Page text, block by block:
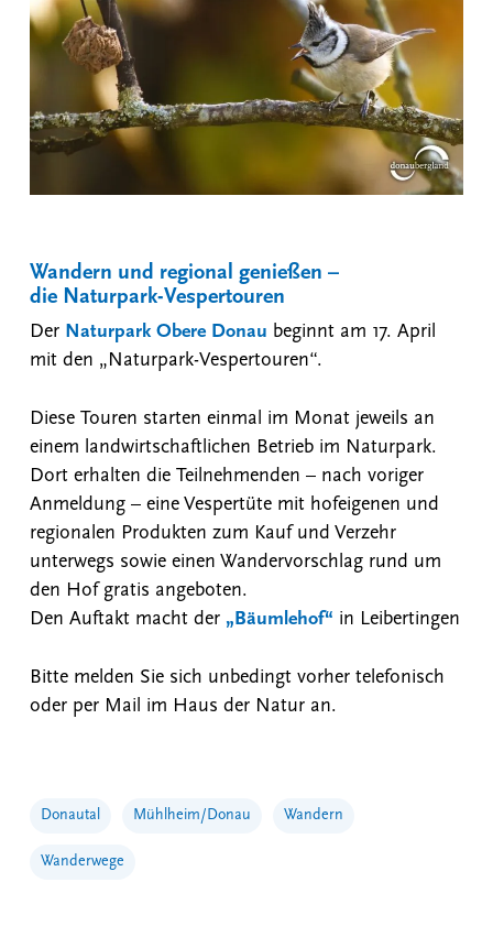
Wandern und regional genießen –
die Naturpark-Vespertouren
Der Naturpark Obere Donau beginnt am 17. April
mit den „Naturpark-Vespertouren“.
Diese Touren starten einmal im Monat jeweils an
einem landwirtschaftlichen Betrieb im Naturpark.
Dort erhalten die Teilnehmenden – nach voriger
Anmeldung – eine Vespertüte mit hofeigenen und
regionalen Produkten zum Kauf und Verzehr
unterwegs sowie einen Wandervorschlag rund um
den Hof gratis angeboten.
Den Auftakt macht der „Bäumlehof“ in Leibertingen
Bitte melden Sie sich unbedingt vorher telefonisch
oder per Mail im Haus der Natur an.
Donautal Mühlheim/Donau Wandern
Wanderwege